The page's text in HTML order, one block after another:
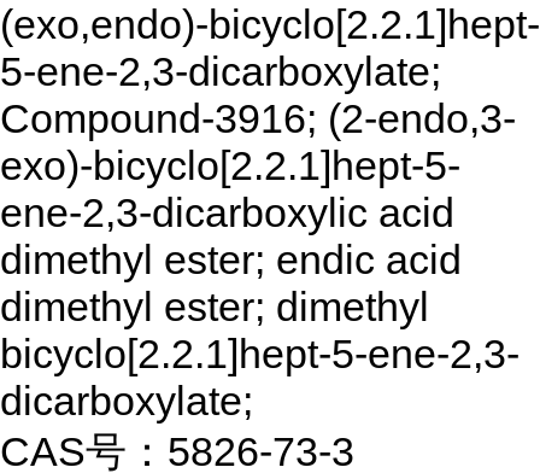
(exo,endo)-bicyclo[2.2.1]hept-
5-ene-2,3-dicarboxylate;
Compound-3916; (2-endo,3-
exo)-bicyclo[2.2.1]hept-5-
ene-2,3-dicarboxylic acid
dimethyl ester; endic acid
dimethyl ester; dimethyl
bicyclo[2.2.1]hept-5-ene-2,3-
dicarboxylate;
CAS号：5826-73-3